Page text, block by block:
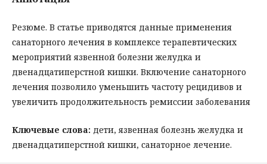
Резюме. В статье приводятся данные применения
санаторного лечения в комплексе терапевтических
мероприятий язвенной болезни желудка и
двенадцатиперстной кишки. Включение санаторного
лечения позволило уменьшить частоту рецидивов и
увеличить продолжительность ремиссии заболевания
Ключевые слова: дети, язвенная болезнь желудка и
двенадцатиперстной кишки, санаторное лечение.